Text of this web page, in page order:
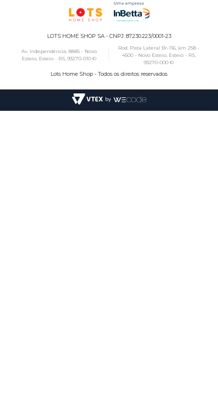
LOTS HOME SHOP SA - CNPJ: 87.230.223/0001-23
Av. Independência, 8885 - Novo
Esteio, Esteio - RS, 93270-010 ©
Rod. Pista Lateral Br-116, km 258 -
4500 - Novo Esteio, Esteio - RS,
93270-000 ©
Lots Home Shop - Todos os direitos reservados